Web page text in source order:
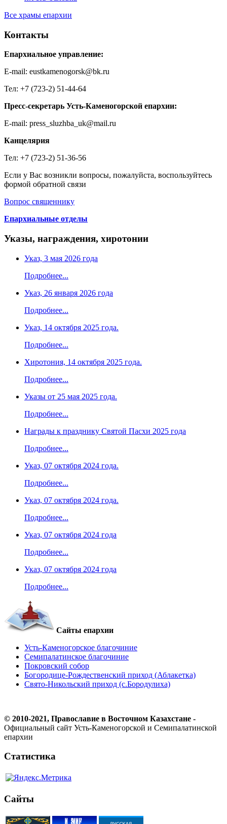
Все храмы епархии
Контакты
Епархиальное управление:
E-mail: eustkamenogorsk@bk.ru
Тел: +7 (723-2) 51-44-64
Пресс-секретарь Усть-Каменогорской епархии:
E-mail: press_sluzhba_uk@mail.ru
Канцелярия
Тел: +7 (723-2) 51-36-56
Если у Вас возникли вопросы, пожалуйста, воспользуйтесь
формой обратной связи
Вопрос священнику
Епархиальные отделы
Указы, награждения, хиротонии
Указ, 3 мая 2026 года
Подробнее...
Указ, 26 января 2026 года
Подробнее...
Указ, 14 октября 2025 года.
Подробнее...
Хиротония, 14 октября 2025 года.
Подробнее...
Указы от 25 мая 2025 года.
Подробнее...
Награды к празднику Святой Пасхи 2025 года
Подробнее...
Указ, 07 октября 2024 года.
Подробнее...
Указ, 07 октября 2024 года.
Подробнее...
Указ, 07 октября 2024 года
Подробнее...
Указ, 07 октября 2024 года
Подробнее...
Сайты епархии
Усть-Каменогорское благочиние
Семипалатинское благочиние
Покровский собор
Богородице-Рождественский приход (Аблакетка)
Свято-Никольский приход (с.Бородулиха)
© 2010-2021, Православие в Восточном Казахстане -
Официальный сайт Усть-Каменогорской и Семипалатинской
епархии
Статистика
Сайты